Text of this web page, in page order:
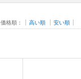
価格順： 高い順 安い順